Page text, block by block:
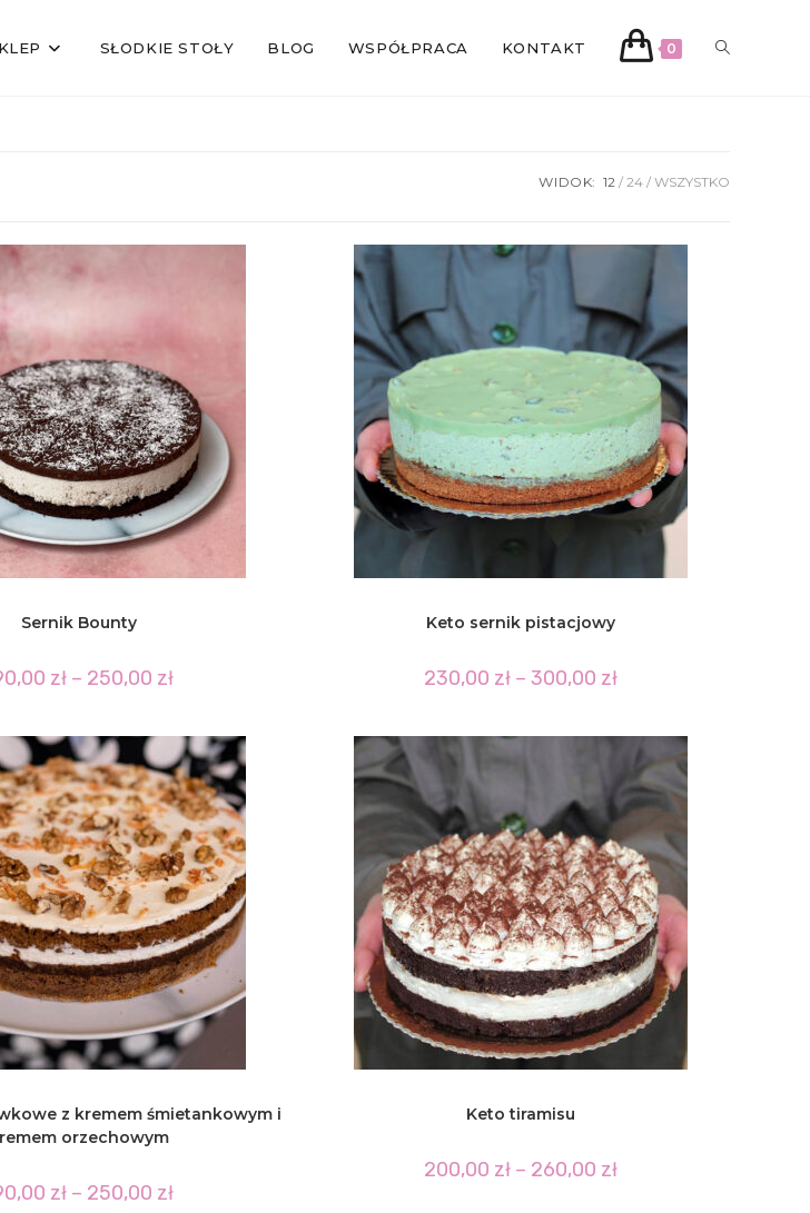
SŁODKIE STOŁY BLOG WSPÓŁPRACA KONTAKT 0 TOGGLE
WIDOK: 12 24 WSZYSTKO
Sernik Bounty
zł – 250,00 złZakres
do
250,00 zł
Keto sernik pistacjowy
230,00 zł – 300,00 złZakres
cen:
do
300,00 zł
z kremem śmietankowym i
orzechowym
zł – 250,00 złZakres
Keto tiramisu
200,00 zł – 260,00 złZakres
cen: